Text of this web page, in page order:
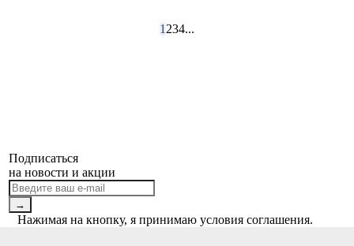
1 234...
Подписаться
на новости и акции
→
Нажимая на кнопку, я принимаю условия соглашения.